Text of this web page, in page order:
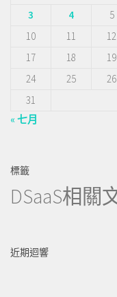
3
4 5
10
11 12
17
18 19
24
25 26
31
« 七月
標籤
DSaaS相關
近期迴響